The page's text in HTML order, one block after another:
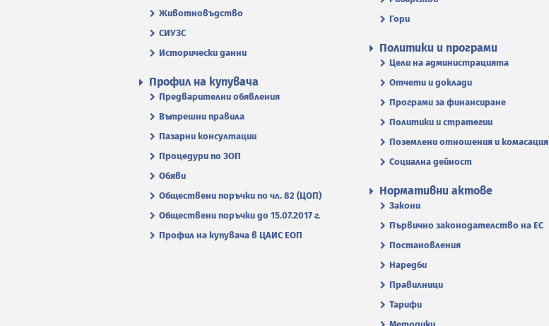
Животновъдство
СИУЗС
Исторически данни
Гори
Политики и програми
Цели на администрацията
Отчети и доклади
Програми за финансиране
Политики и стратегии
Поземлени отношения и комасация
Социална дейност
Профил на купувача
Предварителни обявления
Вътрешни правила
Пазарни консултации
Процедури по ЗОП
Обяви
Обществени поръчки по чл. 82 (ЦОП)
Обществени поръчки до 15.07.2017 г.
Профил на купувача в ЦАИС ЕОП
Нормативни актове
Закони
Първично законодателство на ЕС
Постановления
Наредби
Правилници
Тарифи
Методики